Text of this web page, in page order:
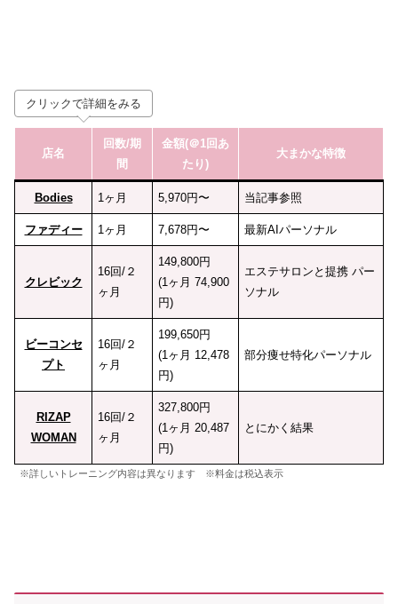
クリックで詳細をみる
店名
回数/期
間
金額(＠1回あ
たり)
大まかな特徴
Bodies 1ヶ月 5,970円〜 当記事参照
ファディー 1ヶ月 7,678円〜 最新AIパーソナル
クレビック
16回/２
ヶ月
149,800円
(1ヶ月 74,900
円)
エステサロンと提携 パー
ソナル
ビーコンセ
プト
16回/２
ヶ月
199,650円
(1ヶ月 12,478
円)
部分痩せ特化パーソナル
RIZAP
WOMAN
16回/２
ヶ月
327,800円
(1ヶ月 20,487
円)
とにかく結果
※詳しいトレーニング内容は異なります ※料金は税込表示